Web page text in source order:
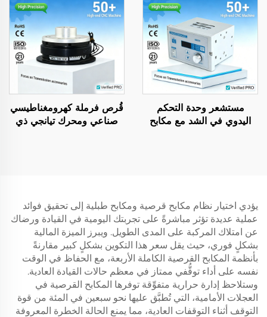
(OEM)، لآلات الطباعة
والتصوير
مستشعر وحدة التحكم
اليدوي في الشد مع مكابح
قُرص فرملة كهرومغناطيسي
صناعي ومحرك تيانجي ذي
يؤدي اختيار نظام مكابح قرصية ومكابح طبلية إلى تحقيق فوائد
عملية عديدة تؤثر مباشرةً على تجربتك اليومية في القيادة ورضاك
عن امتلاك المركبة على المدى الطويل. ويبرز الميزة المالية
بشكلٍ فوري، حيث يقل سعر هذا التكوين بشكلٍ كبير مقارنةً
بأنظمة المكابح القرصية الكاملة الأربعة، مع الحفاظ في الوقت
نفسه على أداء توقُّفي ممتاز في معظم حالات القيادة العادية.
وستلاحظ إدارة حرارية متفوِّقة توفرها المكابح القرصية في
العجلات الأمامية، التي تُطبَّق عليها نحو سبعين في المئة من قوة
التوقف أثناء التوقفات العادية، مما يمنع الحالة الخطرة المعروفة